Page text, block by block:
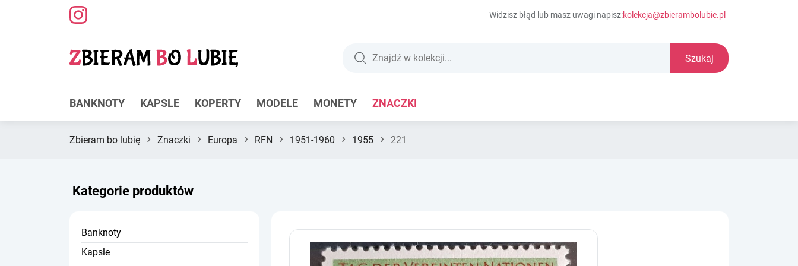
Widzisz błąd lub masz uwagi napisz:kolekcja@zbierambolubie.pl
Szukaj
BANKNOTY KAPSLE KOPERTY MODELE MONETY ZNACZKI
Zbieram bo lubię › Znaczki › Europa › RFN › 1951-1960 › 1955 › 221
Kategorie produktów
Banknoty
Kapsle